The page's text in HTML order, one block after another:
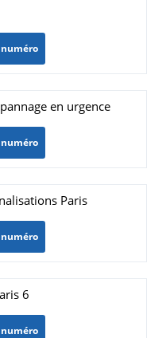
en urgence
Paris
6